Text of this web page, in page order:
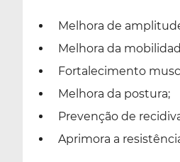
Melhora de
Melhora da
Fortalecimento
Melhora da postura;
Prevenção de
Aprimora a